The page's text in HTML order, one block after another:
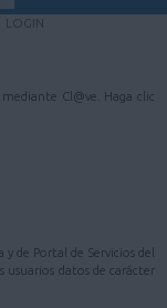
LOGIN
Cl@ve. Haga clic
de Portal de Servicios del
datos de carácter